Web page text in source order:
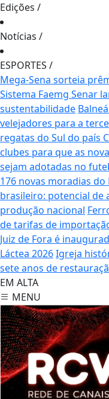
Edições /
Notícias /
ESPORTES /
Mega-Sena sorteia
Sistema Faemg Senar
sustentabilidade
velejadores para a
regatas do Sul do país
clubes para que as
sejam adotadas no
176 novas moradias do
brasileiro: potencial de
produção nacional
de tarifas de
Juiz de Fora é
Láctea 2026Igreja
sete anos de
EM ALTA
MENU